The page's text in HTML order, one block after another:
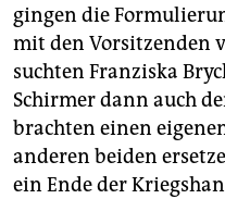
gingen die
mit den Vorsitzenden
suchten Franziska
Schirmer dann auch
brachten einen
anderen beiden
ein Ende der